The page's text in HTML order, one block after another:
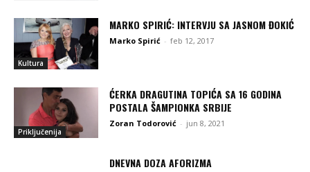
Kultura
MARKO SPIRIĆ: INTERVJU SA JASNOM ĐOKIĆ
Marko Spirić - feb 12, 2017
Priključenija
ĆERKA DRAGUTINA TOPIĆA SA 16 GODINA
POSTALA ŠAMPIONKA SRBIJE
Zoran Todorović - jun 8, 2021
DNEVNA DOZA AFORIZMA